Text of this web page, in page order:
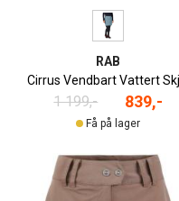
RAB
1 199,- 839,-
Få på lager